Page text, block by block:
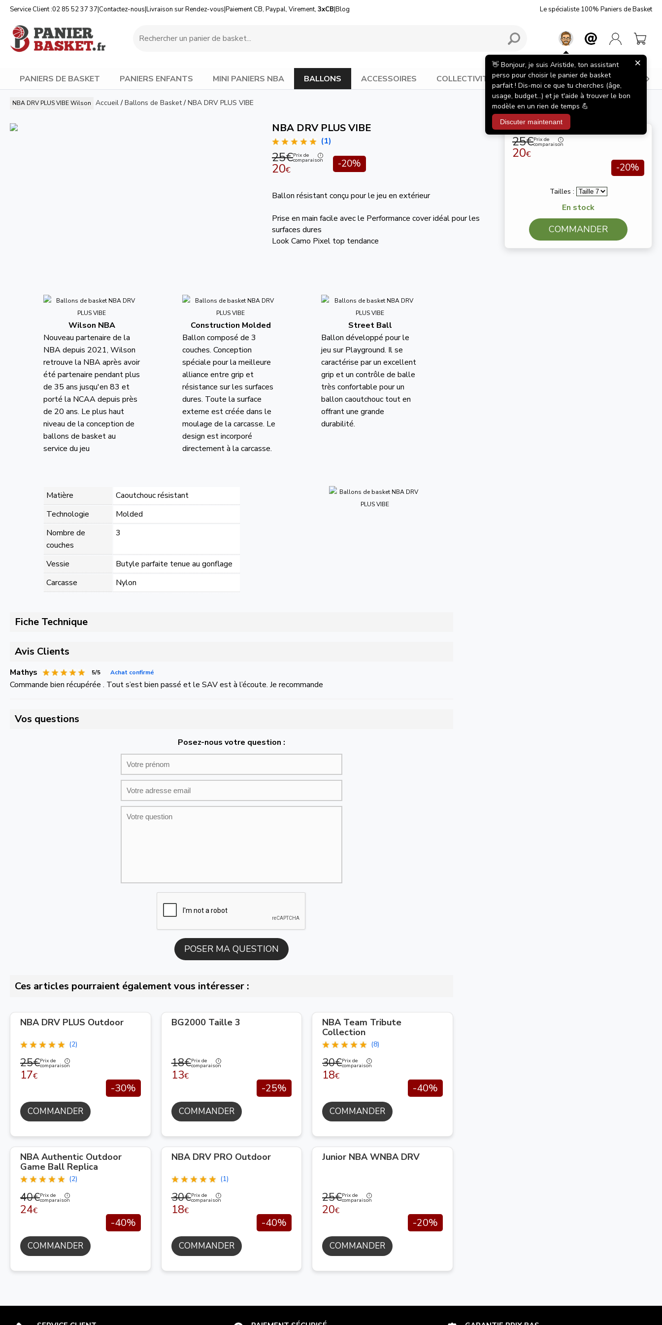
Service Client :02 85 52 37 37|Contactez-nous|Livraison sur Rendez-vous|Paiement CB, Paypal, Virement, 3xCB|Blog Le spécialiste 100% Paniers de Basket
PANIERS DE BASKET PANIERS ENFANTS MINI PANIERS NBA BALLONS ACCESSOIRES COLLECTIVITÉS BONS PLANS INSPIRATIONS
NBA DRV PLUS VIBEWilson Accueil/ Ballons de Basket/ NBA DRV PLUS VIBE
25€Prix de
comparaison
20€
-20%
Tailles :
En stock
COMMANDER
NBA DRV PLUS VIBE
(1)
25€Prix de
comparaison
20€ -20%
Ballon résistant conçu pour le jeu en extérieur
Prise en main facile avec le Performance cover idéal pour les
surfaces dures
Look Camo Pixel top tendance
Wilson NBA
Nouveau partenaire de la
NBA depuis 2021, Wilson
retrouve la NBA après avoir
été partenaire pendant plus
de 35 ans jusqu'en 83 et
porté la NCAA depuis près
de 20 ans. Le plus haut
niveau de la conception de
ballons de basket au
service du jeu
Construction Molded
Ballon composé de 3
couches. Conception
spéciale pour la meilleure
alliance entre grip et
résistance sur les surfaces
dures. Toute la surface
externe est créée dans le
moulage de la carcasse. Le
design est incorporé
directement à la carcasse.
Street Ball
Ballon développé pour le
jeu sur Playground. Il se
caractérise par un excellent
grip et un contrôle de balle
très confortable pour un
ballon caoutchouc tout en
offrant une grande
durabilité.
Matière
Caoutchouc résistant
Technologie
Molded
Nombre de
couches
3
Vessie
Butyle parfaite tenue au gonflage
Carcasse
Nylon
Fiche Technique
Avis Clients
Mathys 5/5 Achat confirmé
Commande bien récupérée . Tout s’est bien passé et le SAV est à l’écoute. Je recommande
Vos questions
Posez-nous votre question :
Ces articles pourraient également vous intéresser :
NBA DRV PLUS Outdoor
(2)
25€Prix de
comparaison
17€
-30%
COMMANDER
BG2000 Taille 3
18€Prix de
comparaison
13€
-25%
COMMANDER
NBA Team Tribute
Collection
(8)
30€Prix de
comparaison
18€
-40%
COMMANDER
NBA Authentic Outdoor
Game Ball Replica
(2)
40€Prix de
comparaison
24€
-40%
COMMANDER
NBA DRV PRO Outdoor
(1)
30€Prix de
comparaison
18€
-40%
COMMANDER
Junior NBA WNBA DRV
25€Prix de
comparaison
20€
-20%
COMMANDER
👋 Bonjour, je suis Aristide, ton assistant
perso pour choisir le panier de basket
parfait ! Dis-moi ce que tu cherches (âge,
usage, budget...) et je t'aide à trouver le bon
modèle en un rien de temps 💪
Discuter maintenant
×